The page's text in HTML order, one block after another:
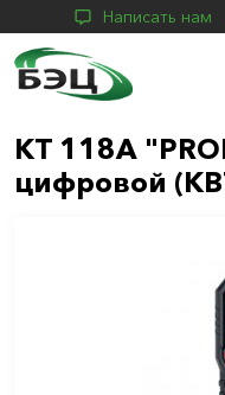
Написать нам
KT 118A
цифровой